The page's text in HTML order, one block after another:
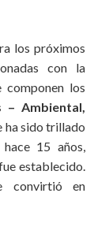
los próximos
con la
los
– Ambiental,
ha sido trillado
15 años,
establecido.
convirtió en